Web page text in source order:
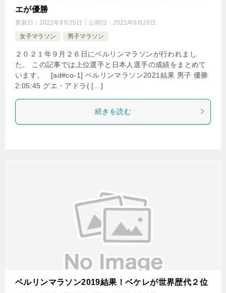
エが優勝
更新日： 2022年9月25日 公開日： 2021年9月26日
女子マラソン
男子マラソン
２０２１年９月２６日にベルリンマラソンが行われまし
た。 この記事では上位選手と日本人選手の成績をまとめて
います。 [ad#co-1] ベルリンマラソン2021結果 男子 優勝
2:05:45 グエ・アドラ( […]
続きを読む
ベルリンマラソン2019結果！ベケレが世界歴代２位